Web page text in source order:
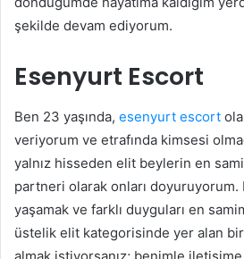
şekilde devam ediyorum.
Esenyurt Escort
Ben 23 yaşında, esenyurt escort
veriyorum ve etrafında kimsesi
yalnız hisseden elit beylerin en
partneri olarak onları doyuruyorum.
yaşamak ve farklı duyguları en
üstelik elit kategorisinde yer alan
almak istiyorsanız; benimle